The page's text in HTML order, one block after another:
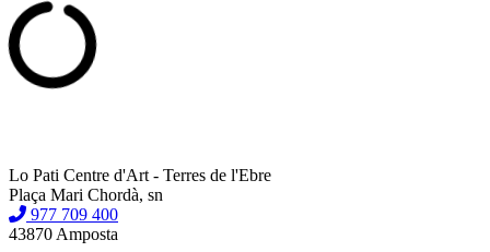
Lo Pati Centre d'Art - Terres de l'Ebre
Plaça Mari Chordà, sn
977 709 400
43870 Amposta